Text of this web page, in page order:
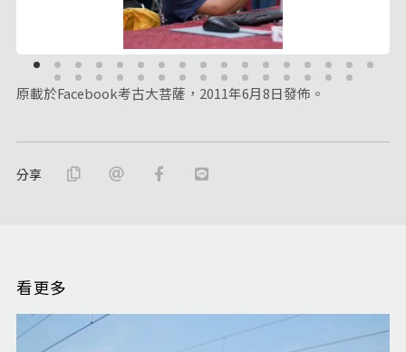
原載於Facebook考古大菩薩，2011年6月8日發佈。
分享
看更多